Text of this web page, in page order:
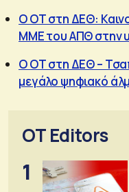
Ο ΟΤ στη ΔΕΘ:
ΜΜΕ του ΑΠΘ στην
Ο ΟΤ στη ΔΕΘ –
μεγάλο ψηφιακό
OT Editors
1